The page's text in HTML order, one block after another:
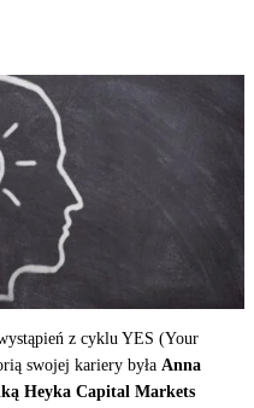
z cyklu YES (Your
swojej kariery była Anna
Heyka Capital Markets